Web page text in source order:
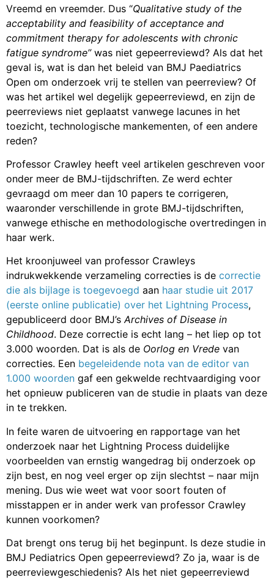
Vreemd en vreemder. Dus “Qualitative study of the
acceptability and feasibility of acceptance and
commitment therapy for adolescents with chronic
fatigue syndrome” was niet gepeerreviewd? Als dat het
geval is, wat is dan het beleid van BMJ Paediatrics
Open om onderzoek vrij te stellen van peerreview? Of
was het artikel wel degelijk gepeerreviewd, en zijn de
peerreviews niet geplaatst vanwege lacunes in het
toezicht, technologische mankementen, of een andere
reden?
Professor Crawley heeft veel artikelen geschreven voor
onder meer de BMJ-tijdschriften. Ze werd echter
gevraagd om meer dan 10 papers te corrigeren,
waaronder verschillende in grote BMJ-tijdschriften,
vanwege ethische en methodologische overtredingen in
haar werk.
Het kroonjuweel van professor Crawleys
indrukwekkende verzameling correcties is de correctie
die als bijlage is toegevoegd aan haar studie uit 2017
(eerste online publicatie) over het Lightning Process,
gepubliceerd door BMJ’sArchives of Disease in
Childhood. Deze correctie is echt lang – het liep op tot
3.000 woorden. Dat is als de Oorlog en Vrede van
correcties. Een begeleidende nota van de editor van
1.000 woorden gaf een gekwelde rechtvaardiging voor
het opnieuw publiceren van de studie in plaats van deze
in te trekken.
In feite waren de uitvoering en rapportage van het
onderzoek naar het Lightning Process duidelijke
voorbeelden van ernstig wangedrag bij onderzoek op
zijn best, en nog veel erger op zijn slechtst – naar mijn
mening. Dus wie weet wat voor soort fouten of
misstappen er in ander werk van professor Crawley
kunnen voorkomen?
Dat brengt ons terug bij het beginpunt. Is deze studie in
BMJ Pediatrics Open gepeerreviewd? Zo ja, waar is de
peerreviewgeschiedenis? Als het niet gepeerreviewd